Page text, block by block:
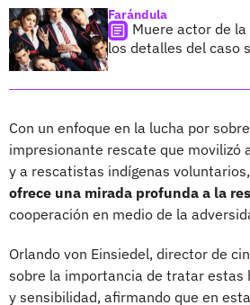
Farándula
Muere actor de
los detalles del caso
Con un enfoque en la lucha por
impresionante rescate que movilizó
y a rescatistas indígenas
ofrece una mirada profunda a la
cooperación en medio de la
Orlando von Einsiedel, director de
sobre la importancia de tratar estas
y sensibilidad, afirmando que en